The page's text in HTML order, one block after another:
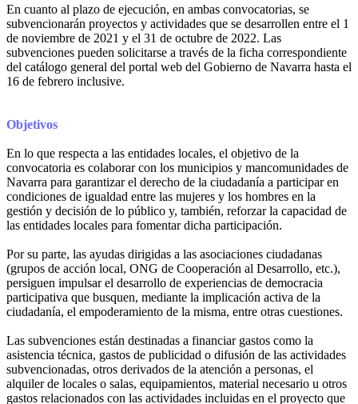
En cuanto al plazo de ejecución, en ambas convocatorias, se
subvencionarán proyectos y actividades que se desarrollen entre el 1
de noviembre de 2021 y el 31 de octubre de 2022. Las
subvenciones pueden solicitarse a través de la ficha correspondiente
del catálogo general del portal web del Gobierno de Navarra hasta el
16 de febrero inclusive.
Objetivos
En lo que respecta a las entidades locales, el objetivo de la
convocatoria es colaborar con los municipios y mancomunidades de
Navarra para garantizar el derecho de la ciudadanía a participar en
condiciones de igualdad entre las mujeres y los hombres en la
gestión y decisión de lo público y, también, reforzar la capacidad de
las entidades locales para fomentar dicha participación.
Por su parte, las ayudas dirigidas a las asociaciones ciudadanas
(grupos de acción local, ONG de Cooperación al Desarrollo, etc.),
persiguen impulsar el desarrollo de experiencias de democracia
participativa que busquen, mediante la implicación activa de la
ciudadanía, el empoderamiento de la misma, entre otras cuestiones.
Las subvenciones están destinadas a financiar gastos como la
asistencia técnica, gastos de publicidad o difusión de las actividades
subvencionadas, otros derivados de la atención a personas, el
alquiler de locales o salas, equipamientos, material necesario u otros
gastos relacionados con las actividades incluidas en el proyecto que